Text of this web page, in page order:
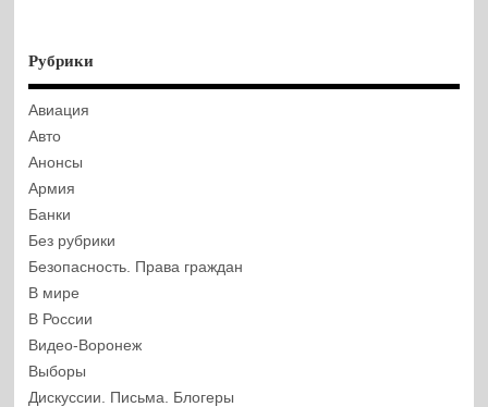
Рубрики
Авиация
Авто
Анонсы
Армия
Банки
Без рубрики
Безопасность. Права граждан
В мире
В России
Видео-Воронеж
Выборы
Дискуссии. Письма. Блогеры